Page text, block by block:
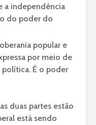
a independência
do poder do
popular e
por meio de
É o poder
duas partes estão
está sendo